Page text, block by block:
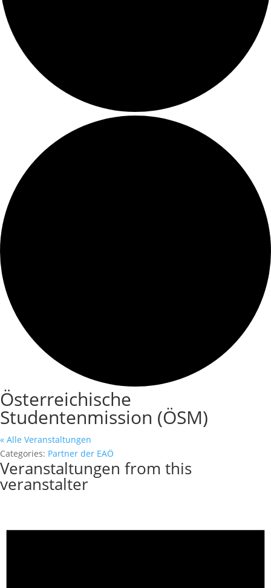
Österreichische
Studentenmission (ÖSM)
« Alle Veranstaltungen
Categories: Partner der EAÖ
Veranstaltungen from this
veranstalter